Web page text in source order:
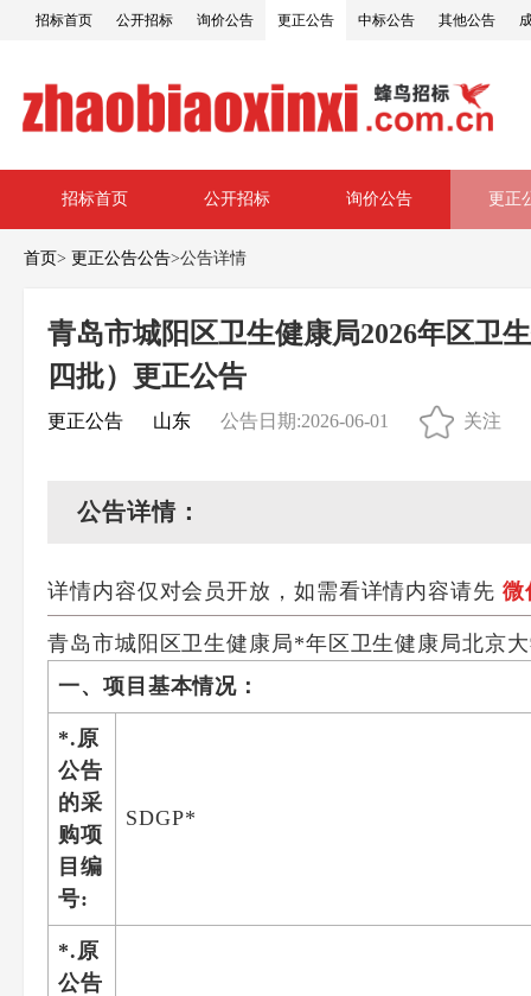
招标首页 公开招标 询价公告 更正公告 中标公告 其他公告
招标首页 公开招标 询价公告 更正
首页> 更正公告公告>公告详情
青岛市城阳区卫生健康局2026年区卫
四批）更正公告
更正公告 山东 公告日期:2026-06-01 关注
公告详情：
详情内容仅对会员开放，如需看详情内容请先 微
青岛市城阳区卫生健康局*年区卫生健康局北京
一、项目基本情况：
*.原
公告
的采
购项
目编
号:
SDGP*
*.原
公告